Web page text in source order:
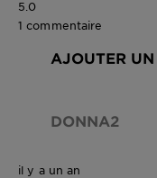
5.0
1 commentaire
AJOUTER
DONNA2
il y a un an